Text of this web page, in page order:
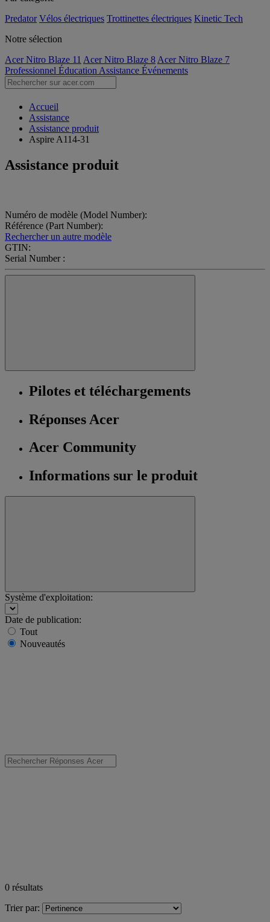
Predator Vélos électriques Trottinettes électriques Kinetic Tech
Notre sélection
Acer Nitro Blaze 11 Acer Nitro Blaze 8 Acer Nitro Blaze 7
Professionnel Éducation Assistance Événements
Accueil
Assistance
Assistance produit
Aspire A114-31
Assistance produit
Numéro de modèle (Model Number):
Référence (Part Number):
Rechercher un autre modèle
GTIN:
Serial Number :
Pilotes et téléchargements
Réponses Acer
Acer Community
Informations sur le produit
Système d'exploitation:
Date de publication:
Tout
Nouveautés
0 résultats
Trier par: